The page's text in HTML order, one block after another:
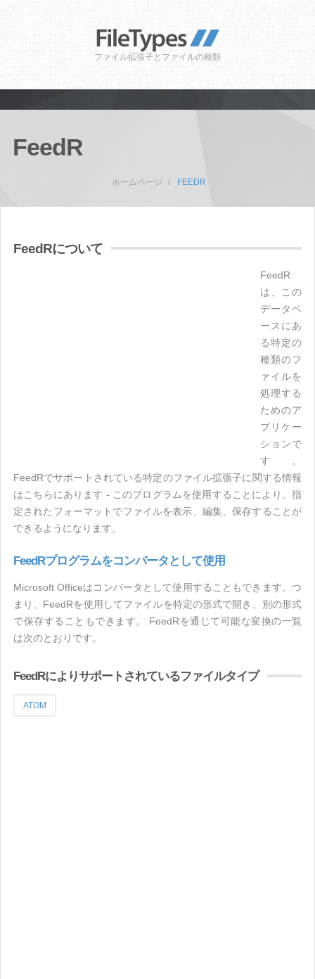
ファイル拡張子とファイルの種類
FeedR
ホームページ FEEDR
FeedRについて
FeedR
は、この
データベ
ースにあ
る特定の
種類のフ
ァイルを
処理する
ためのア
プリケー
ションで
す。
FeedRでサポートされている特定のファイル拡張子に関する情報
はこちらにあります - このプログラムを使用することにより、指
定されたフォーマットでファイルを表示、編集、保存することが
できるようになります。
FeedRプログラムをコンバータとして使用
Microsoft Officeはコンバータとして使用することもできます。つ
まり、FeedRを使用してファイルを特定の形式で開き、別の形式
で保存することもできます。 FeedRを通じて可能な変換の一覧
は次のとおりです。
FeedRによりサポートされているファイルタイプ
ATOM